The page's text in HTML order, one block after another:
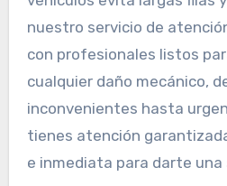
nuestro servicio de
con profesionales listos
cualquier daño mecánico,
inconvenientes hasta
tienes atención
e inmediata para darte